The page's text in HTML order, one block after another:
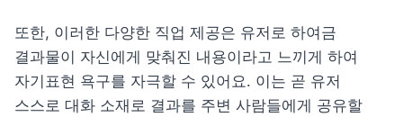
또한, 이러한 다양한 직업 제공은 유저로 하여금
결과물이 자신에게 맞춰진 내용이라고 느끼게 하여
자기표현 욕구를 자극할 수 있어요. 이는 곧 유저
스스로 대화 소재로 결과를 주변 사람들에게 공유할